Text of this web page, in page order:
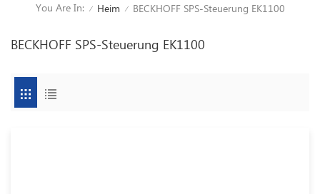
You Are In: / Heim / BECKHOFF SPS-Steuerung EK1100
BECKHOFF SPS-Steuerung EK1100